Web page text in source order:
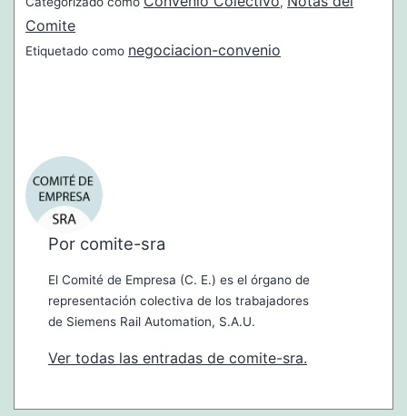
Comite
Etiquetado como negociacion-convenio
Por comite-sra
El Comité de Empresa (C. E.) es el órgano de
representación colectiva de los trabajadores
de Siemens Rail Automation, S.A.U.
Ver todas las entradas de comite-sra.